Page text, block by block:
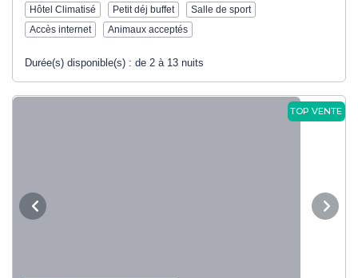
Hôtel Climatisé Petit déj buffet
Salle de sport
Accès internet
Animaux acceptés
Durée(s) disponible(s) : de 2 à 13 nuits
TOP VENTE